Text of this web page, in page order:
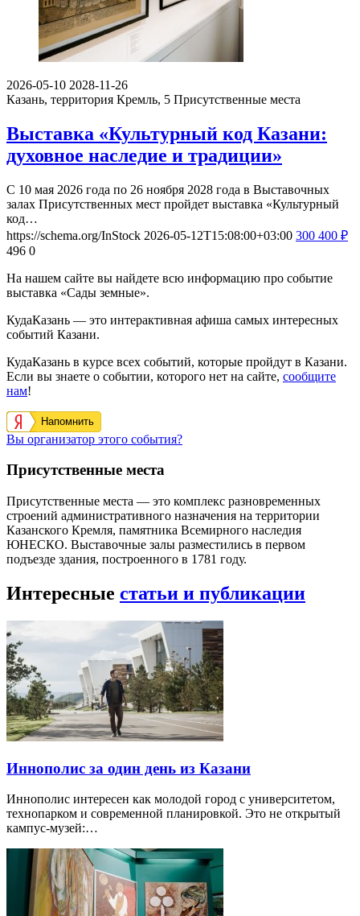
2026-05-10 2028-11-26
Казань, территория Кремль, 5 Присутственные места
Выставка «Культурный код Казани:
духовное наследие и традиции»
С 10 мая 2026 года по 26 ноября 2028 года в Выставочных
залах Присутственных мест пройдет выставка «Культурный
код…
https://schema.org/InStock 2026-05-12T15:08:00+03:00 300 400 ₽
496 0
На нашем сайте вы найдете всю информацию про событие
выставка «Сады земные».
КудаКазань — это интерактивная афиша самых интересных
событий Казани.
КудаКазань в курсе всех событий, которые пройдут в Казани.
Если вы знаете о событии, которого нет на сайте, сообщите
нам!
Напомнить
Вы организатор этого события?
Присутственные места
Присутственные места — это комплекс разновременных
строений административного назначения на территории
Казанского Кремля, памятника Всемирного наследия
ЮНЕСКО. Выставочные залы разместились в первом
подъезде здания, построенного в 1781 году.
Интересные статьи и публикации
Иннополис за один день из Казани
Иннополис интересен как молодой город с университетом,
технопарком и современной планировкой. Это не открытый
кампус-музей:…